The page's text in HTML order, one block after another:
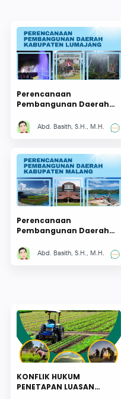
Perencanaan
Pembangunan Daerah
Abd. Basith, S.H., M.H.
Perencanaan
Pembangunan Daerah
Abd. Basith, S.H., M.H.
KONFLIK HUKUM
PENETAPAN LUASAN